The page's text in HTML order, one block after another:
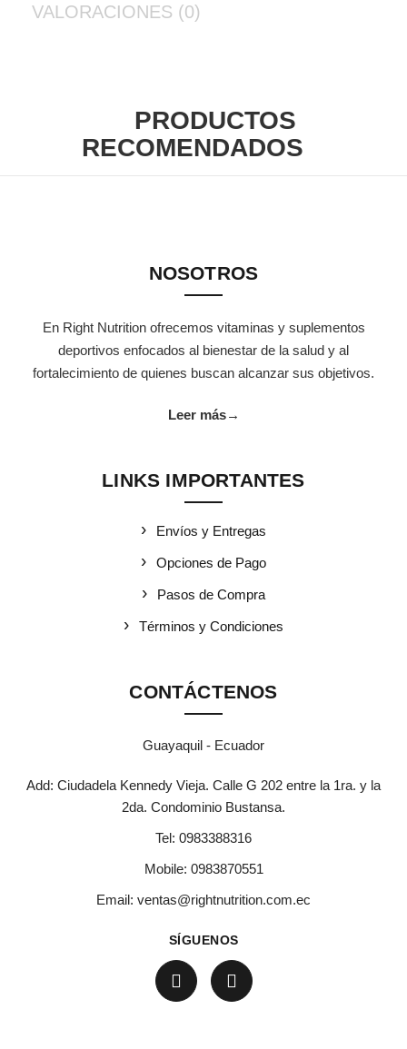
VALORACIONES (0)
PRODUCTOS
RECOMENDADOS
NOSOTROS
En Right Nutrition ofrecemos vitaminas y suplementos
deportivos enfocados al bienestar de la salud y al
fortalecimiento de quienes buscan alcanzar sus objetivos.
Leer más→
LINKS IMPORTANTES
Envíos y Entregas
Opciones de Pago
Pasos de Compra
Términos y Condiciones
CONTÁCTENOS
Guayaquil - Ecuador
Add: Ciudadela Kennedy Vieja. Calle G 202 entre la 1ra. y la
2da. Condominio Bustansa.
Tel: 0983388316
Mobile: 0983870551
Email: ventas@rightnutrition.com.ec
SÍGUENOS